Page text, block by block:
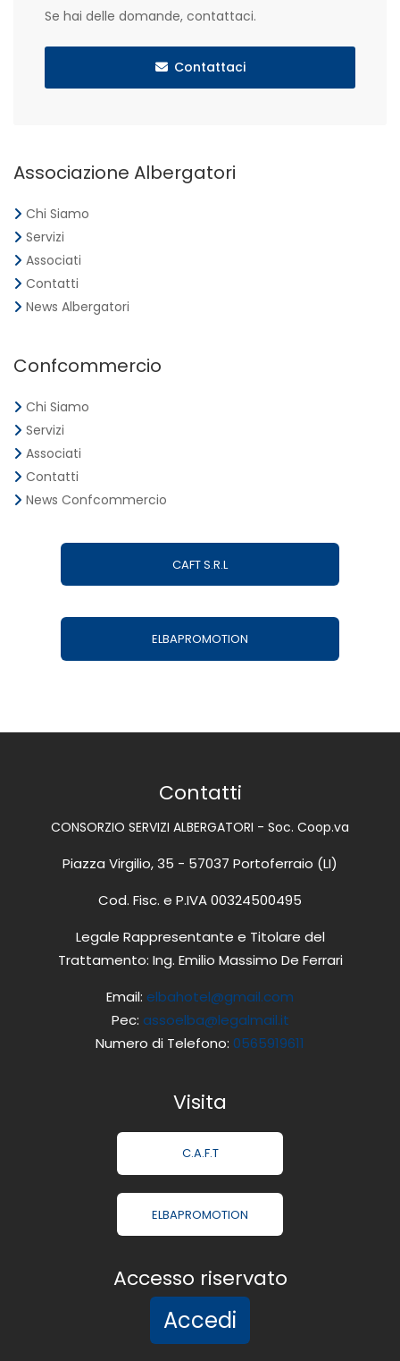
Se hai delle domande, contattaci.
Contattaci
Associazione Albergatori
Chi Siamo
Servizi
Associati
Contatti
News Albergatori
Confcommercio
Chi Siamo
Servizi
Associati
Contatti
News Confcommercio
CAFT S.R.L
ELBAPROMOTION
Contatti
CONSORZIO SERVIZI ALBERGATORI - Soc. Coop.va
Piazza Virgilio, 35 - 57037 Portoferraio (LI)
Cod. Fisc. e P.IVA 00324500495
Legale Rappresentante e Titolare del
Trattamento: Ing. Emilio Massimo De Ferrari
Email: elbahotel@gmail.com
Pec: assoelba@legalmail.it
Numero di Telefono: 0565919611
Visita
C.A.F.T
ELBAPROMOTION
Accesso riservato
Accedi